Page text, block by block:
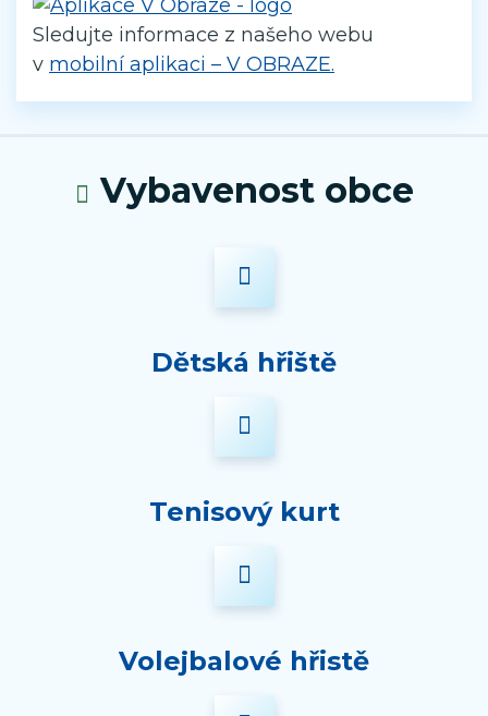
Sledujte informace z našeho webu
v mobilní aplikaci – V OBRAZE.
Vybavenost obce
Dětská hřiště
Tenisový kurt
Volejbalové hřistě